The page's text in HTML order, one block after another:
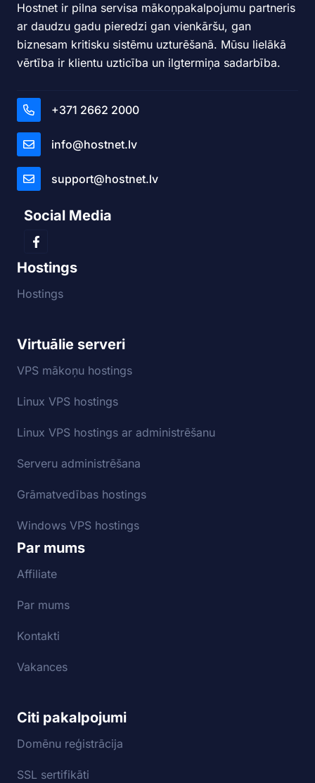
Hostnet ir pilna servisa mākoņpakalpojumu partneris
ar daudzu gadu pieredzi gan vienkāršu, gan
biznesam kritisku sistēmu uzturēšanā. Mūsu lielākā
vērtība ir klientu uzticība un ilgtermiņa sadarbība.
+371 2662 2000
info@hostnet.lv
support@hostnet.lv
Social Media
Hostings
Hostings
Virtuālie serveri
VPS mākoņu hostings
Linux VPS hostings
Linux VPS hostings ar administrēšanu
Serveru administrēšana
Grāmatvedības hostings
Windows VPS hostings
Par mums
Affiliate
Par mums
Kontakti
Vakances
Citi pakalpojumi
Domēnu reģistrācija
SSL sertifikāti